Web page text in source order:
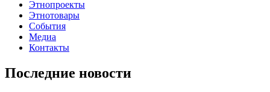
Этнопроекты
Этнотовары
События
Медиа
Контакты
Последние новости